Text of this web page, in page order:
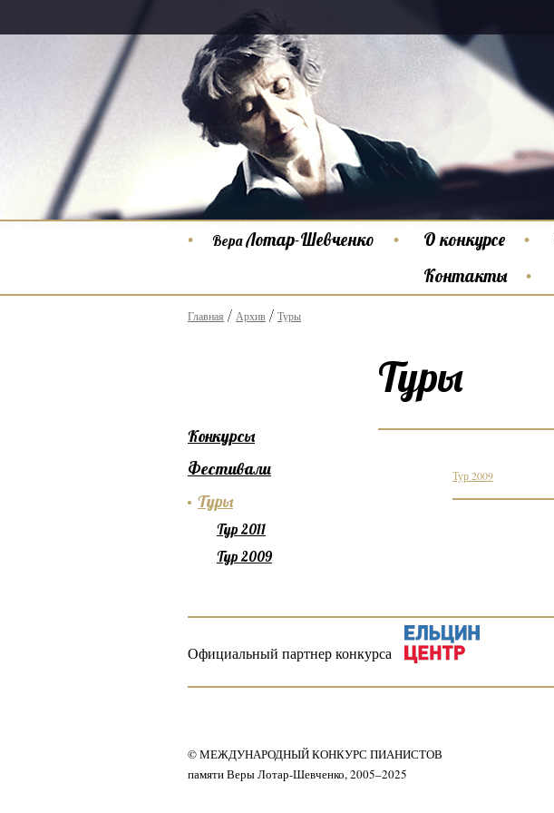
ВераЛотар-Шевченко О конкурсе
Контакты
Главная Архив Туры
Туры
Тур 2009
Конкурсы
Фестивали
Туры
Тур 2011
Тур 2009
Официальный партнер конкурса
© МЕЖДУНАРОДНЫЙ КОНКУРС ПИАНИСТОВ
памяти Веры Лотар-Шевченко, 2005–2025